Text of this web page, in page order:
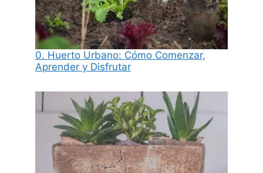
0. Huerto Urbano: Cómo Comenzar,
Aprender y Disfrutar